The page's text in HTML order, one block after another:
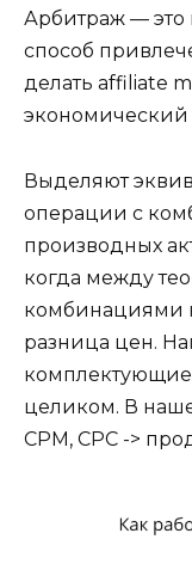
Арбитраж — это
способ
делать affiliate
экономический
Выделяют
операции с
производных
когда между
комбинациями
разница цен.
комплектующие
целиком. В
СРМ, СРС ->